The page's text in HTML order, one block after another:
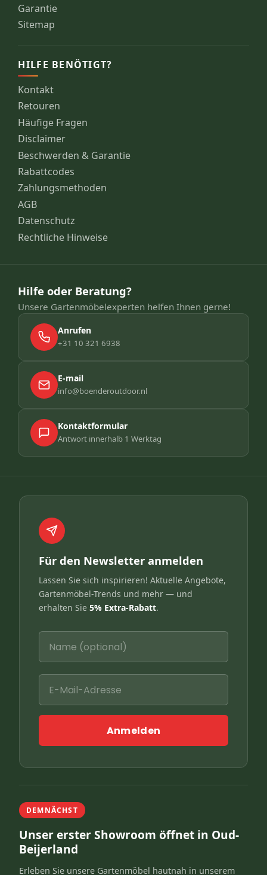
Garantie
Sitemap
HILFE BENÖTIGT?
Kontakt
Retouren
Häufige Fragen
Disclaimer
Beschwerden & Garantie
Rabattcodes
Zahlungsmethoden
AGB
Datenschutz
Rechtliche Hinweise
Hilfe oder Beratung?
Unsere Gartenmöbelexperten helfen Ihnen gerne!
Anrufen
+31 10 321 6938
E-mail
info@boenderoutdoor.nl
Kontaktformular
Antwort innerhalb 1 Werktag
Für den Newsletter anmelden
Lassen Sie sich inspirieren! Aktuelle Angebote,
Gartenmöbel-Trends und mehr — und
erhalten Sie 5% Extra-Rabatt.
Anmelden
DEMNÄCHST
Unser erster Showroom öffnet in Oud-
Beijerland
Erleben Sie unsere Gartenmöbel hautnah in unserem